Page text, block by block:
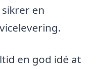
en
en god idé at